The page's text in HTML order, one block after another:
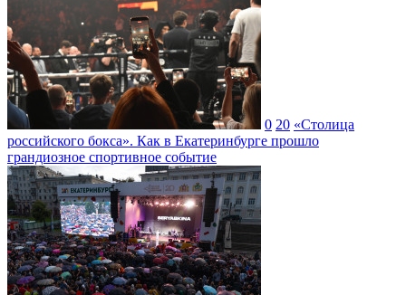
0 20 «Столица
российского бокса». Как в Екатеринбурге прошло
грандиозное спортивное событие